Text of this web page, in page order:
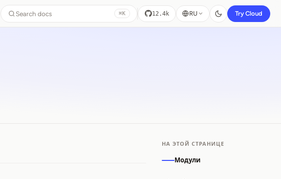
Search docs ⌘K 12.4k RU Try Cloud
НА ЭТОЙ СТРАНИЦЕ
Модули